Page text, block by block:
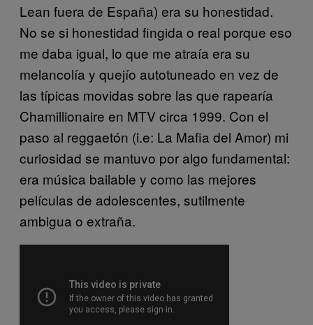
Lean fuera de España) era su honestidad.
No se si honestidad fingida o real porque eso
me daba igual, lo que me atraía era su
melancolía y quejío autotuneado en vez de
las típicas movidas sobre las que rapearía
Chamillionaire en MTV circa 1999. Con el
paso al reggaetón (i.e: La Mafia del Amor) mi
curiosidad se mantuvo por algo fundamental:
era música bailable y como las mejores
películas de adolescentes, sutilmente
ambigua o extraña.